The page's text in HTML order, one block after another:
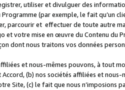
utiliser et divulguer des
(par exemple, le fait qu’un
parcourir et effectuer de toute autre
votre mise en œuvre du Contenu du
dont nous traitons vos données
et nous-mêmes pouvons, à tout
(b) nos sociétés affiliées et
Site, (c) le fait que nous